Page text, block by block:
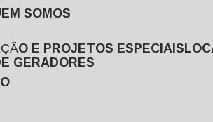
SOMOS
E PROJETOS ESPECIAIS
GERADORES